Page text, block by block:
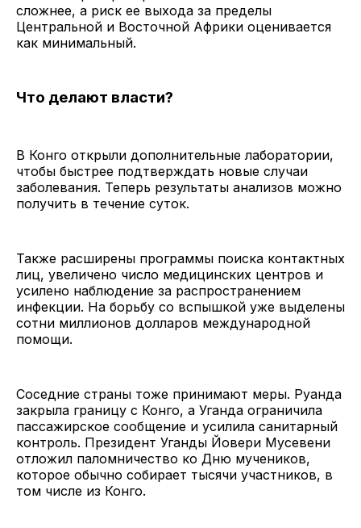
сложнее, а риск ее выхода за пределы
Центральной и Восточной Африки оценивается
как минимальный.
Что делают власти?
В Конго открыли дополнительные лаборатории,
чтобы быстрее подтверждать новые случаи
заболевания. Теперь результаты анализов можно
получить в течение суток.
Также расширены программы поиска контактных
лиц, увеличено число медицинских центров и
усилено наблюдение за распространением
инфекции. На борьбу со вспышкой уже выделены
сотни миллионов долларов международной
помощи.
Соседние страны тоже принимают меры. Руанда
закрыла границу с Конго, а Уганда ограничила
пассажирское сообщение и усилила санитарный
контроль. Президент Уганды Йовери Мусевени
отложил паломничество ко Дню мучеников,
которое обычно собирает тысячи участников, в
том числе из Конго.